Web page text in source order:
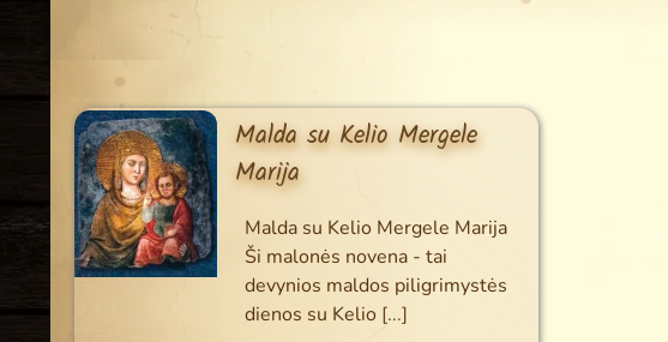
Malda su Kelio Mergele
Marija
Malda su Kelio Mergele Marija
Ši malonės novena - tai
devynios maldos piligrimystės
dienos su Kelio [...]